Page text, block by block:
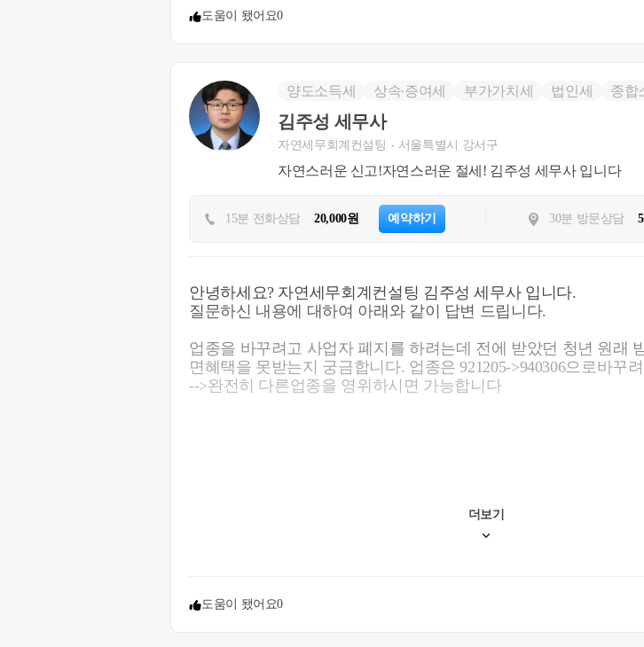
도움이 됐어요0
양도소득세 상속∙증여세 부가가치세 법인세 종합
김주성 세무사
자연세무회계컨설팅 서울특별시 강서구
자연스러운 신고!자연스러운 절세! 김주성 세무사 입니다
15분 전화상담 20,000원 예약하기 30분 방문상담
안녕하세요? 자연세무회계컨설팅 김주성 세무사 입니다.
질문하신 내용에 대하여 아래와 같이 답변 드립니다.
업종을 바꾸려고 사업자 폐지를 하려는데 전에 받았던 청년 원래
면혜택을 못받는지 궁금합니다. 업종은 921205->940306으로바꾸
-->완전히 다른업종을 영위하시면 가능합니다
더보기
도움이 됐어요0